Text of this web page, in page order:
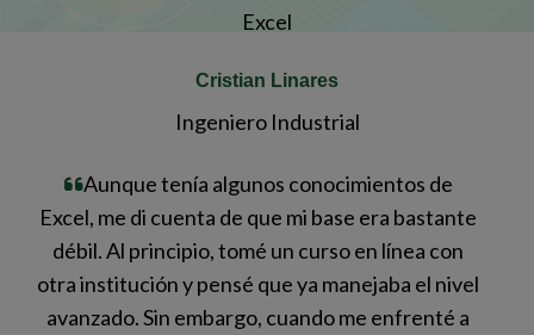
Cristian Linares
Ingeniero Industrial
Aunque tenía algunos conocimientos de
Excel, me di cuenta de que mi base era bastante
débil. Al principio, tomé un curso en línea con
otra institución y pensé que ya manejaba el nivel
avanzado. Sin embargo, cuando me enfrenté a